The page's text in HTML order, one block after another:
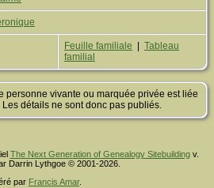
Feuille familiale
Tableau
familial
personne vivante ou marquée privée est liée
Les détails ne sont donc pas publiés.
The Next Generation of Genealogy Sitebuildingv.
Darrin Lythgoe © 2001-2026.
par Francis Amar.